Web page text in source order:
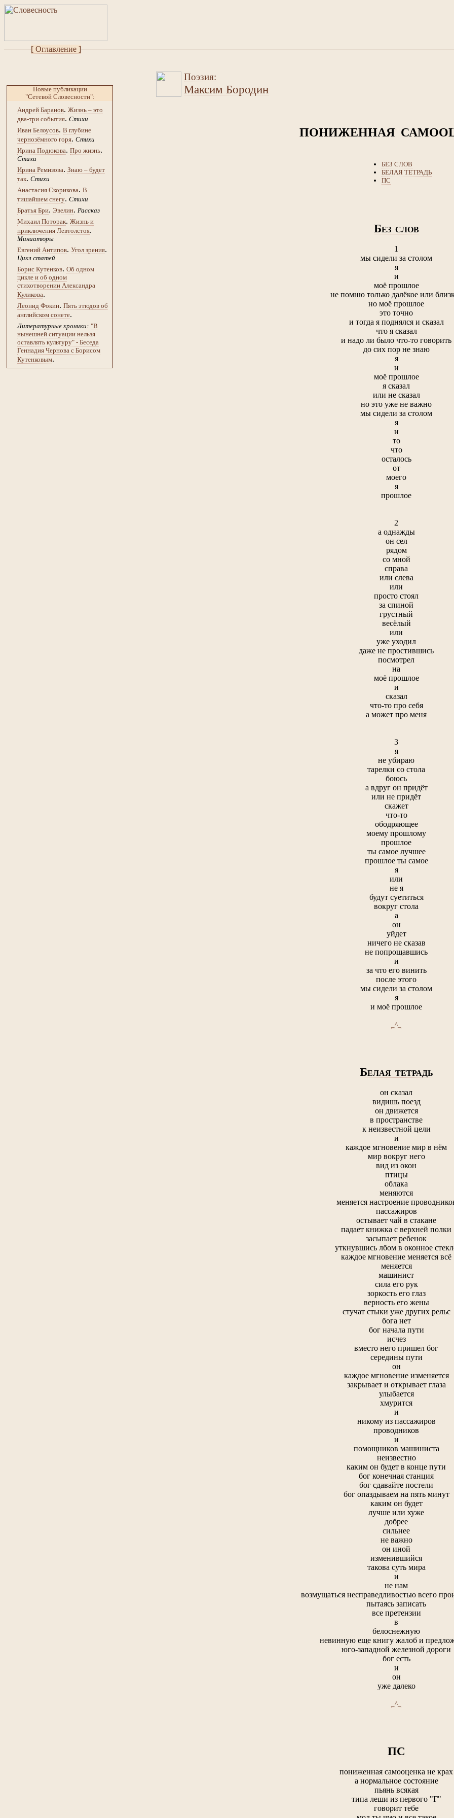
[ Оглавление ]
Новые публикации
"Сетевой Словесности":
Андрей Баранов. Жизнь – это
два-три события. Стихи
Иван Белоусов. В глубине
чернозёмного горя. Стихи
Ирина Подюкова. Про жизнь.
Стихи
Ирина Ремизова. Знаю – будет
так. Стихи
Анастасия Скорикова. В
тишайшем снегу. Стихи
Братья Бри. Эвелин. Рассказ
Михаил Поторак. Жизнь и
приключения Левтолстоя.
Миниатюры
Евгений Антипов. Угол зрения.
Цикл статей
Борис Кутенков. Об одном
цикле и об одном
стихотворении Александра
Куликова.
Леонид Фокин. Пять этюдов об
английском сонете.
Литературные хроники: "В
нынешней ситуации нельзя
оставлять культуру" - Беседа
Геннадия Чернова с Борисом
Кутенковым.
Поэзия:
Максим Бородин
ПОНИЖЕННАЯ
БЕЗ СЛОВ
БЕЛАЯ ТЕТРАДЬ
ПС
БЕЗ СЛОВ
1
мы сидели за столом
я
и
моё прошлое
не помню только далёкое или
но моё прошлое
это точно
и тогда я поднялся и сказал
что я сказал
и надо ли было что-то говорить
до сих пор не знаю
я
и
моё прошлое
я сказал
или не сказал
но это уже не важно
мы сидели за столом
я
и
то
что
осталось
от
моего
я
прошлое
2
а однажды
он сел
рядом
со мной
справа
или слева
или
просто стоял
за спиной
грустный
весёлый
или
уже уходил
даже не простившись
посмотрел
на
моё прошлое
и
сказал
что-то про себя
а может про меня
3
я
не убираю
тарелки со стола
боюсь
а вдруг он придёт
или не придёт
скажет
что-то
ободряющее
моему прошлому
прошлое
ты самое лучшее
прошлое ты самое
я
или
не я
будут суетиться
вокруг стола
а
он
уйдет
ничего не сказав
не попрощавшись
и
за что его винить
после этого
мы сидели за столом
я
и моё прошлое
_^_
БЕЛАЯ ТЕТРАДЬ
он сказал
видишь поезд
он движется
в пространстве
к неизвестной цели
и
каждое мгновение мир в нём
мир вокруг него
вид из окон
птицы
облака
меняются
меняется настроение
пассажиров
остывает чай в стакане
падает книжка с верхней полки
засыпает ребенок
уткнувшись лбом в оконное
каждое мгновение меняется всё
меняется
машинист
сила его рук
зоркость его глаз
верность его жены
стучат стыки уже других рельс
бога нет
бог начала пути
исчез
вместо него пришел бог
середины пути
он
каждое мгновение изменяется
закрывает и открывает глаза
улыбается
хмурится
и
никому из пассажиров
проводников
и
помощников машиниста
неизвестно
каким он будет в конце пути
бог конечная станция
бог сдавайте постели
бог опаздываем на пять минут
каким он будет
лучше или хуже
добрее
сильнее
не важно
он иной
изменившийся
такова суть мира
и
не нам
возмущаться несправедливостью всего
пытаясь записать
все претензии
в
белоснежную
невинную еще книгу жалоб и
юго-западной железной дороги
бог есть
и
он
уже далеко
_^_
ПС
пониженная самооценка не крах
а нормальное состояние
пьянь всякая
типа леши из первого "Г"
говорит тебе